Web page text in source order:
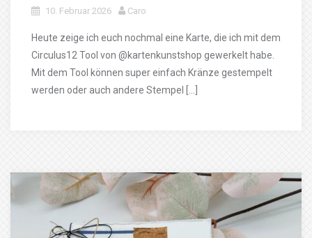
10. Februar 2026 Caro
Heute zeige ich euch nochmal eine Karte, die ich mit dem
Circulus12 Tool von @kartenkunstshop gewerkelt habe.
Mit dem Tool können super einfach Kränze gestempelt
werden oder auch andere Stempel […]